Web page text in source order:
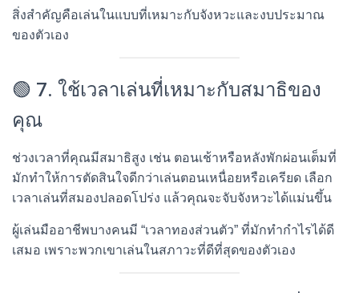
สิ่งสำคัญคือเล่นในแบบที่เหมาะกับจังหวะและงบประมาณ
ของตัวเอง
🟢 7. ใช้เวลาเล่นที่เหมาะกับสมาธิของ
คุณ
ช่วงเวลาที่คุณมีสมาธิสูง เช่น ตอนเช้าหรือหลังพักผ่อนเต็มที่
มักทำให้การตัดสินใจดีกว่าเล่นตอนเหนื่อยหรือเครียด เลือก
เวลาเล่นที่สมองปลอดโปร่ง แล้วคุณจะจับจังหวะได้แม่นขึ้น
ผู้เล่นมืออาชีพบางคนมี “เวลาทองส่วนตัว” ที่มักทำกำไรได้ดี
เสมอ เพราะพวกเขาเล่นในสภาวะที่ดีที่สุดของตัวเอง